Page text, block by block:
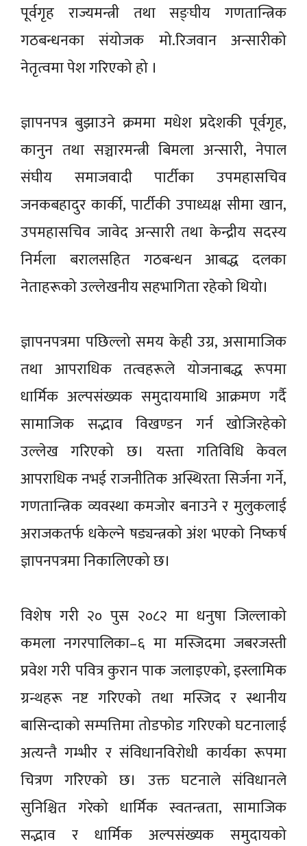
पूर्वगृह राज्यमन्त्री तथा सङ्घीय गणतान्त्रिक
गठबन्धनका संयोजक मो.रिजवान अन्सारीको
नेतृत्वमा पेश गरिएको हो ।
ज्ञापनपत्र बुझाउने क्रममा मधेश प्रदेशकी पूर्वगृह,
कानुन तथा सञ्चारमन्त्री बिमला अन्सारी, नेपाल
संघीय समाजवादी पार्टीका उपमहासचिव
जनकबहादुर कार्की, पार्टीकी उपाध्यक्ष सीमा खान,
उपमहासचिव जावेद अन्सारी तथा केन्द्रीय सदस्य
निर्मला बरालसहित गठबन्धन आबद्ध दलका
नेताहरूको उल्लेखनीय सहभागिता रहेको थियो।
ज्ञापनपत्रमा पछिल्लो समय केही उग्र, असामाजिक
तथा आपराधिक तत्वहरूले योजनाबद्ध रूपमा
धार्मिक अल्पसंख्यक समुदायमाथि आक्रमण गर्दै
सामाजिक सद्भाव विखण्डन गर्न खोजिरहेको
उल्लेख गरिएको छ। यस्ता गतिविधि केवल
आपराधिक नभई राजनीतिक अस्थिरता सिर्जना गर्ने,
गणतान्त्रिक व्यवस्था कमजोर बनाउने र मुलुकलाई
अराजकतर्फ धकेल्ने षड्यन्त्रको अंश भएको निष्कर्ष
ज्ञापनपत्रमा निकालिएको छ।
विशेष गरी २० पुस २०८२ मा धनुषा जिल्लाको
कमला नगरपालिका–६ मा मस्जिदमा जबरजस्ती
प्रवेश गरी पवित्र कुरान पाक जलाइएको, इस्लामिक
ग्रन्थहरू नष्ट गरिएको तथा मस्जिद र स्थानीय
बासिन्दाको सम्पत्तिमा तोडफोड गरिएको घटनालाई
अत्यन्तै गम्भीर र संविधानविरोधी कार्यका रूपमा
चित्रण गरिएको छ। उक्त घटनाले संविधानले
सुनिश्चित गरेको धार्मिक स्वतन्त्रता, सामाजिक
सद्भाव र धार्मिक अल्पसंख्यक समुदायको